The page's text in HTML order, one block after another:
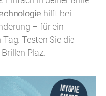
hilft bei
– für ein
Testen Sie die
Brillen Plaz.